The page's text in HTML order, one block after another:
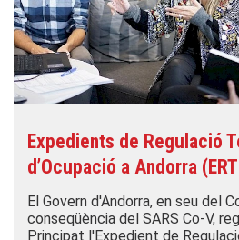
Expedients de Regulació
d’Ocupació a Andorra
El Govern d'Andorra, en seu del
conseqüència del SARS Co-V,
Principat l'Expedient de